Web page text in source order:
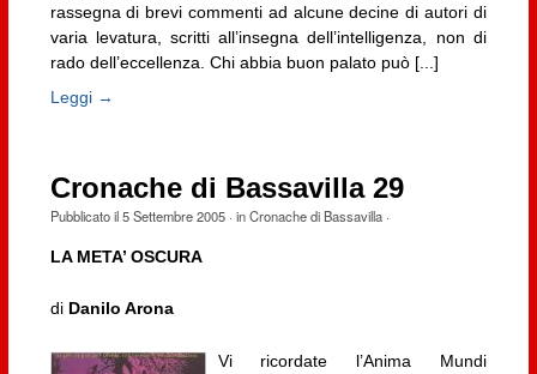
rassegna di brevi commenti ad alcune decine di autori di
varia levatura, scritti all’insegna dell’intelligenza, non di
rado dell’eccellenza. Chi abbia buon palato può [...]
Leggi →
Cronache di Bassavilla 29
Pubblicato il5 Settembre 2005· inCronache di Bassavilla·
LA META’ OSCURA
di Danilo Arona
Vi ricordate l’Anima Mundi